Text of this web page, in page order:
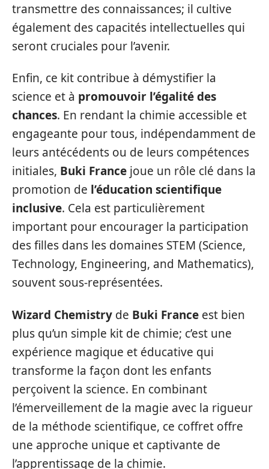
transmettre des connaissances; il cultive
également des capacités intellectuelles qui
seront cruciales pour l’avenir.
Enfin, ce kit contribue à démystifier la
science et à promouvoir l’égalité des
chances. En rendant la chimie accessible et
engageante pour tous, indépendamment de
leurs antécédents ou de leurs compétences
initiales, Buki France joue un rôle clé dans la
promotion de l’éducation scientifique
inclusive. Cela est particulièrement
important pour encourager la participation
des filles dans les domaines STEM (Science,
Technology, Engineering, and Mathematics),
souvent sous-représentées.
Wizard Chemistry de Buki France est bien
plus qu’un simple kit de chimie; c’est une
expérience magique et éducative qui
transforme la façon dont les enfants
perçoivent la science. En combinant
l’émerveillement de la magie avec la rigueur
de la méthode scientifique, ce coffret offre
une approche unique et captivante de
l’apprentissage de la chimie.